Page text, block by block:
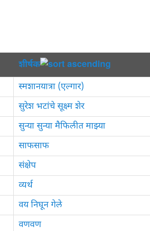
शीर्षक
स्मशानयात्रा (एल्गार)
सुरेश भटांचे सूक्ष्म शेर
सुन्या सुन्या मैफिलीत माझ्या
साफसाफ
संक्षेप
व्यर्थ
वय निघून गेले
वणवण